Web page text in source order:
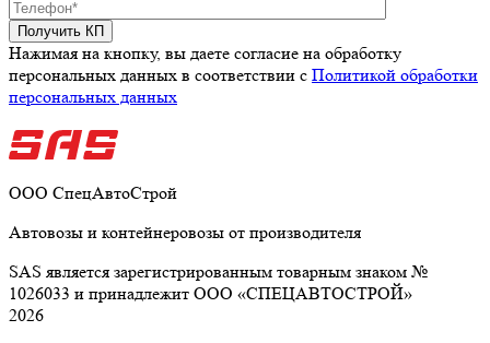
Нажимая на кнопку, вы даете согласие на обработку
персональных данных в соответствии c Политикой обработки
персональных данных
ООО СпецАвтоСтрой
Автовозы и контейнеровозы от производителя
SAS является зарегистрированным товарным знаком №
1026033 и принадлежит ООО «СПЕЦАВТОСТРОЙ»
2026